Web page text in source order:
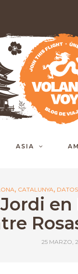
ASIA
, CATALUNYA,
en
25 MARZO,